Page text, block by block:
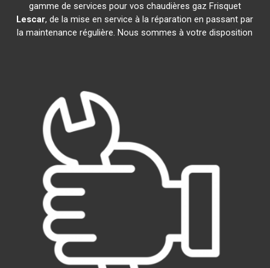
gamme de services pour vos chaudières gaz Frisquet
Lescar, de la mise en service à la réparation en passant par
la maintenance régulière. Nous sommes à votre disposition